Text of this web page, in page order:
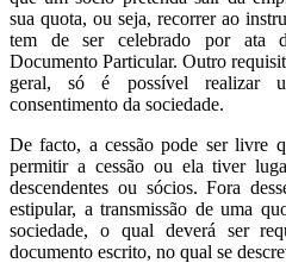
sua quota, ou seja, recorrer ao
tem de ser celebrado por ata
Documento Particular. Outro
geral, só é possível realizar
consentimento da sociedade.
De facto, a cessão pode ser livre
permitir a cessão ou ela tiver
descendentes ou sócios. Fora
estipular, a transmissão de uma
sociedade, o qual deverá ser
documento escrito, no qual se